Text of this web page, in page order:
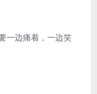
一边痛着，一边笑